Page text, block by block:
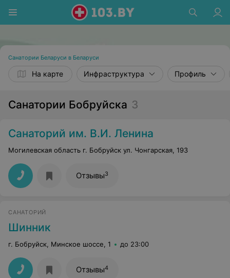
Санатории Беларуси в Беларуси
На карте Инфраструктура Профиль
Санатории Бобруйска 3
Санаторий им. В.И. Ленина
Могилевская область г. Бобруйск ул. Чонгарская, 193
Отзывы3
САНАТОРИЙ
Шинник
г. Бобруйск, Минское шоссе, 1 до 23:00
Отзывы4